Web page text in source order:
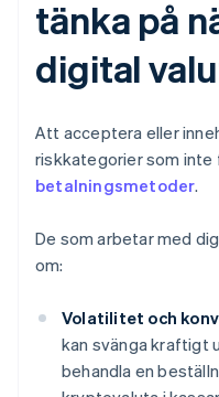
tänka på
digital
Att acceptera eller
riskkategorier som inte
betalningsmetoder.
De som arbetar med
om:
Volatilitet och
kan svänga kraftigt
behandla en